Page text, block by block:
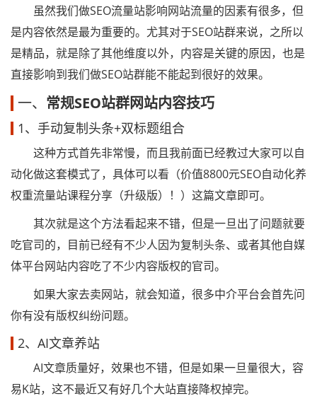
虽然我们做SEO流量站影响网站流量的因素有很多，但
是内容依然是最为重要的。尤其对于SEO站群来说，之所以
是精品，就是除了其他维度以外，内容是关键的原因，也是
直接影响到我们做SEO站群能不能起到很好的效果。
一、 常规SEO站群网站内容技巧
1、手动复制头条+双标题组合
这种方式首先非常慢，而且我前面已经教过大家可以自
动化做这套模式了，具体可以看（价值8800元SEO自动化养
权重流量站课程分享（升级版）！）这篇文章即可。
其次就是这个方法看起来不错，但是一旦出了问题就要
吃官司的，目前已经有不少人因为复制头条、或者其他自媒
体平台网站内容吃了不少内容版权的官司。
如果大家去卖网站，就会知道，很多中介平台会首先问
你有没有版权纠纷问题。
2、AI文章养站
AI文章质量好，效果也不错，但是如果一旦量很大，容
易K站，这不最近又有好几个大站直接降权掉完。